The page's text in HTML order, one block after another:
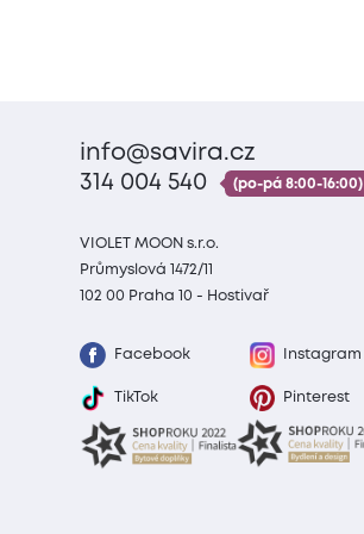
info@savira.cz
314 004 540
(po-pá 8:00-16:00)
VIOLET MOON s.r.o.
Průmyslová 1472/11
102 00 Praha 10 - Hostivař
Facebook Instagram
TikTok Pinterest